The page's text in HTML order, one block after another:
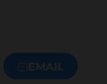
EMAIL